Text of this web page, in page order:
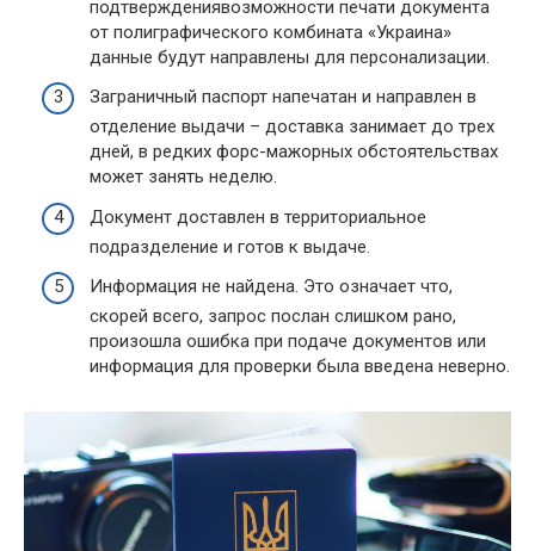
подтверждениявозможности печати документа
от полиграфического комбината «Украина»
данные будут направлены для персонализации.
Заграничный паспорт напечатан и направлен в
отделение выдачи – доставка занимает до трех
дней, в редких форс-мажорных обстоятельствах
может занять неделю.
Документ доставлен в территориальное
подразделение и готов к выдаче.
Информация не найдена. Это означает что,
скорей всего, запрос послан слишком рано,
произошла ошибка при подаче документов или
информация для проверки была введена неверно.